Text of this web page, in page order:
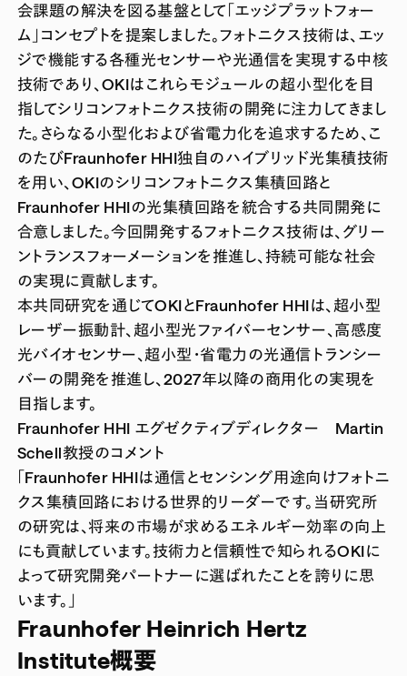
会課題の解決を図る基盤として「エッジプラットフォー
ム」コンセプトを提案しました。フォトニクス技術は、エッ
ジで機能する各種光センサーや光通信を実現する中核
技術であり、OKIはこれらモジュールの超小型化を目
指してシリコンフォトニクス技術の開発に注力してきまし
た。さらなる小型化および省電力化を追求するため、こ
のたびFraunhofer HHI独自のハイブリッド光集積技術
を用い、OKIのシリコンフォトニクス集積回路と
Fraunhofer HHIの光集積回路を統合する共同開発に
合意しました。今回開発するフォトニクス技術は、グリー
ントランスフォーメーションを推進し、持続可能な社会
の実現に貢献します。
本共同研究を通じてOKIとFraunhofer HHIは、超小型
レーザー振動計、超小型光ファイバーセンサー、高感度
光バイオセンサー、超小型・省電力の光通信トランシー
バーの開発を推進し、2027年以降の商用化の実現を
目指します。
Fraunhofer HHI エグゼクティブディレクター Martin
Schell教授のコメント
「Fraunhofer HHIは通信とセンシング用途向けフォトニ
クス集積回路における世界的リーダーです。当研究所
の研究は、将来の市場が求めるエネルギー効率の向上
にも貢献しています。技術力と信頼性で知られるOKIに
よって研究開発パートナーに選ばれたことを誇りに思
います。」
Fraunhofer Heinrich Hertz
Institute概要